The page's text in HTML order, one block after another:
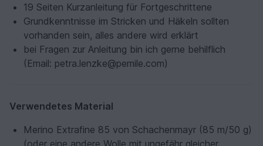
19 Seiten Kurzanleitung für Fortgeschrittene
Grundkenntnisse im Stricken und Häkeln sollten
vorhanden sein, alles andere wird erklärt
bei Fragen zur Anleitung bin ich gerne behilflich
(Email: petra.lenzke@pemile.com)
Verwendetes Material
Merino Extrafine 85 von Schachenmayr (85 m/50 g)
(oder eine andere Wolle mit ungefähr gleicher